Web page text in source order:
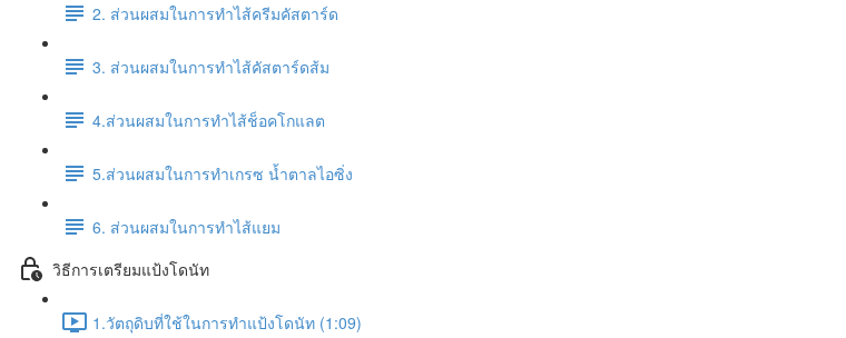
2. ส่วนผสมในการทำไส้ครีมคัสตาร์ด
3. ส่วนผสมในการทำไส้คัสตาร์ดส้ม
4.ส่วนผสมในการทำไส้ช็อคโกแลต
5.ส่วนผสมในการทำเกรซ น้ำตาลไอซิ่ง
6. ส่วนผสมในการทำไส้แยม
วิธีการเตรียมแป้งโดนัท
1.วัตถุดิบที่ใช้ในการทำแป้งโดนัท (1:09)